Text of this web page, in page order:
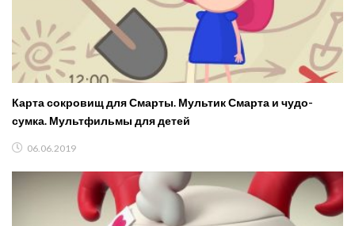
Карта сокровищ для Смарты. Мультик Смарта и чудо-
сумка. Мультфильмы для детей
06.06.2019